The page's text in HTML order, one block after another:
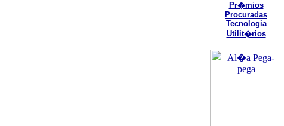
Pr�mios
Procuradas
Tecnologia
Utilit�rios